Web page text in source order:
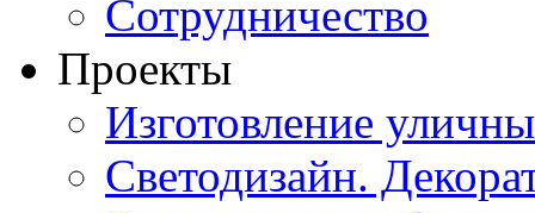
Сотрудничество
Проекты
Изготовление
Светодизайн.